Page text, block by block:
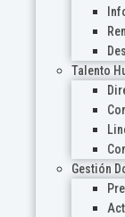
Talento
Gestión